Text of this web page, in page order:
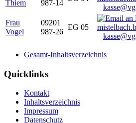
Thiem
987-14
Frau
Vogel
09201
987-26
EG 05
Gesamt-Inhaltsverzeichnis
Quicklinks
Kontakt
Inhaltsverzeichnis
Impressum
Datenschutz